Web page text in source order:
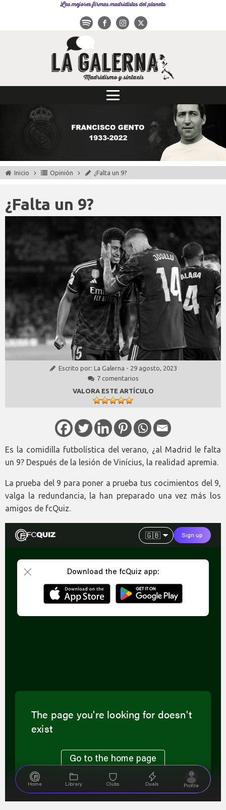
Las mejores firmas madridistas del planeta
Inicio Opinión ¿Falta un 9?
¿Falta un 9?
Escrito por: La Galerna - 29 agosto, 2023
7 comentarios
VALORA ESTE ARTÍCULO
Es la comidilla futbolística del verano, ¿al Madrid le falta
un 9? Después de la lesión de Vinícius, la realidad apremia.
La prueba del 9 para poner a prueba tus cocimientos del 9,
valga la redundancia, la han preparado una vez más los
amigos de fcQuiz.